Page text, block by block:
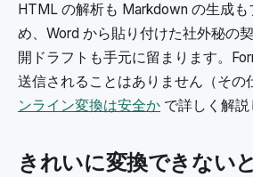
HTML の解析も Markdown の生成
め、Word から貼り付けた社外秘の
開ドラフトも手元に留まります。
送信されることはありません（その
ンライン変換は安全か で詳しく解説
きれいに変換できない